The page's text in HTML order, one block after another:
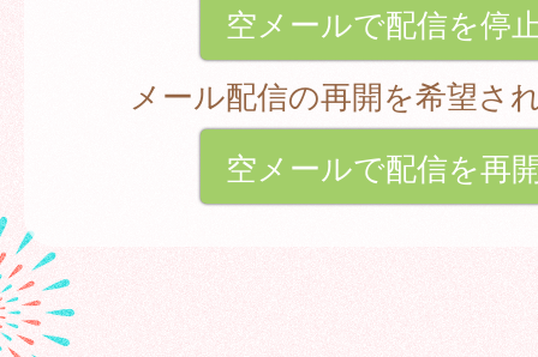
空メールで配信を停
メール配信の再開を希望さ
空メールで配信を再